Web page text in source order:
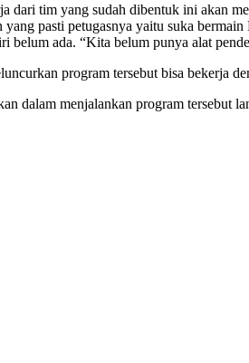
tim yang sudah dibentuk ini akan
pasti petugasnya yaitu suka
ada. “Kita belum punya alat
program tersebut bisa bekerja
dalam menjalankan program